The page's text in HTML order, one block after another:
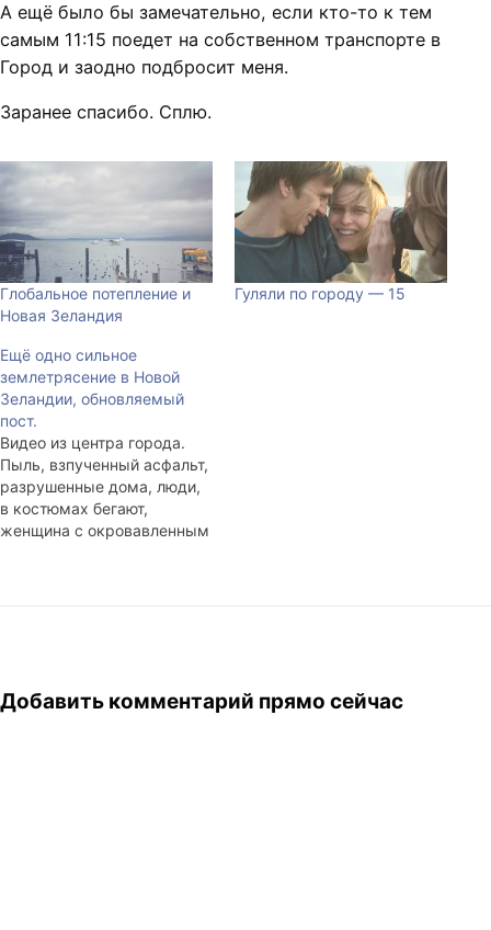
А ещё было бы замечательно, если кто-то к тем
самым 11:15 поедет на собственном транспорте в
Город и заодно подбросит меня.
Заранее спасибо. Сплю.
Глобальное потепление и
Новая Зеландия
Гуляли по городу — 15
Ещё одно сильное
землетрясение в Новой
Зеландии, обновляемый
пост.
Видео из центра города.
Пыль, взпученный асфальт,
разрушенные дома, люди,
в костюмах бегают,
женщина с окровавленным
близким к поверхности
Добавить комментарий прямо сейчас